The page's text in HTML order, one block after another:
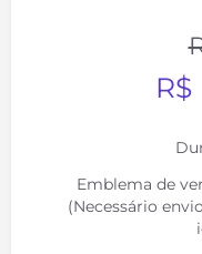
R$
Emblema de
(Necessário